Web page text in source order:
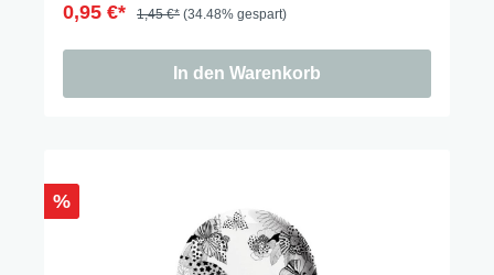
0,95 €* 1,45 €* (34.48% gespart)
In den Warenkorb
%